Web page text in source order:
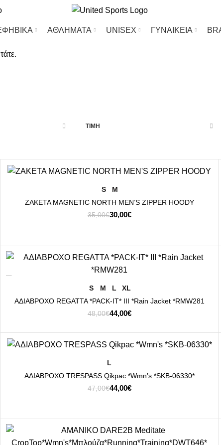
ΑΘΛΗΜΑΤΑ UΝΙSΕΧ ΓΥΝΑΙΚΕΙΑ
ΤΙΜΗ
ΕΠΙΛΟΓΉ
S
M
ZAKETA MAGNETIC NORTH MEN’S ZIPPER HOODY
35,00€Original
30,00€Η
ΕΠΙΛΟΓΉ
S M L
XL
ΑΔΙΑΒΡΟΧΟ REGATTA *PACK-IT* III *Rain Jacket *RMW281
48,00€Original
was:
48,00€.
44,00€Η
τιμή
είναι:
ΕΠΙΛΟΓΉ
L
ΑΔΙΑΒΡΟΧΟ TRESPASS Qikpac *Wmn’s *SKB-06330*
47,00€Original
44,00€Η
44,00€.